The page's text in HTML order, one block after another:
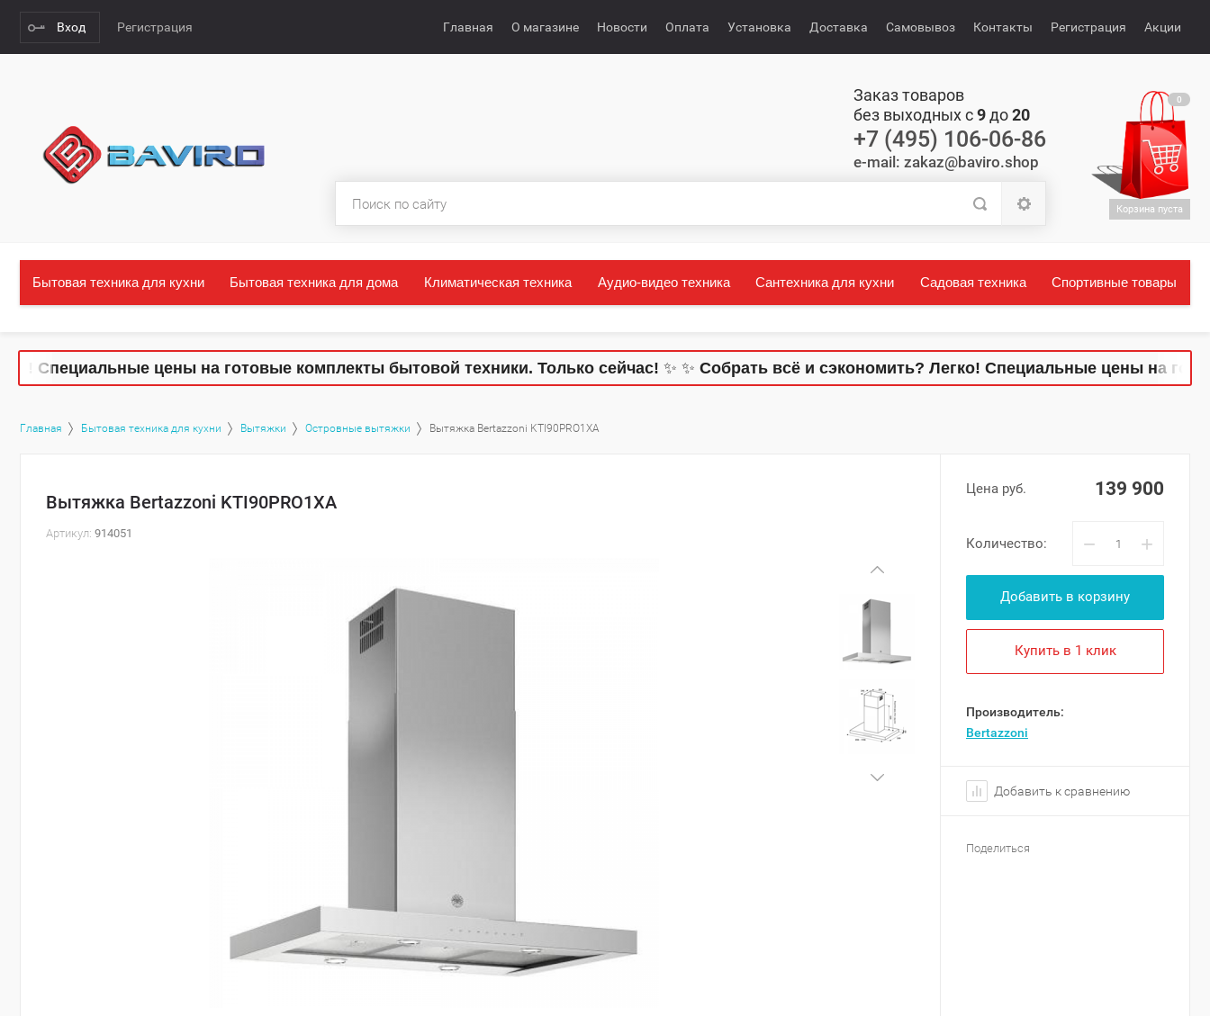
Вход Регистрация Главная О магазине Новости Оплата Установка Доставка Самовывоз Контакты Регистрация Акции
Заказ товаров
без выходных с9до20
+7 (495) 106-06-86
e-mail: zakaz@baviro.shop
0
Корзина пуста
Бытовая техника для кухни Бытовая техника для дома Климатическая техника Аудио-видео техника Сантехника для кухни Садовая техника Спортивные товары
Специальные цены на готовые комплекты бытовой техники. Только сейчас! ✨ ✨ Собрать всё и сэкономить? Легко! Специальные цены на
Главная Бытовая техника для кухни Вытяжки Островные вытяжки Вытяжка Bertazzoni KTI90PRO1XA
Вытяжка Bertazzoni KTI90PRO1XA
Артикул: 914051
Цена руб. 139 900
Количество: − +
Добавить в корзину
Купить в 1 клик
Производитель:
Bertazzoni
Добавить к сравнению
Поделиться